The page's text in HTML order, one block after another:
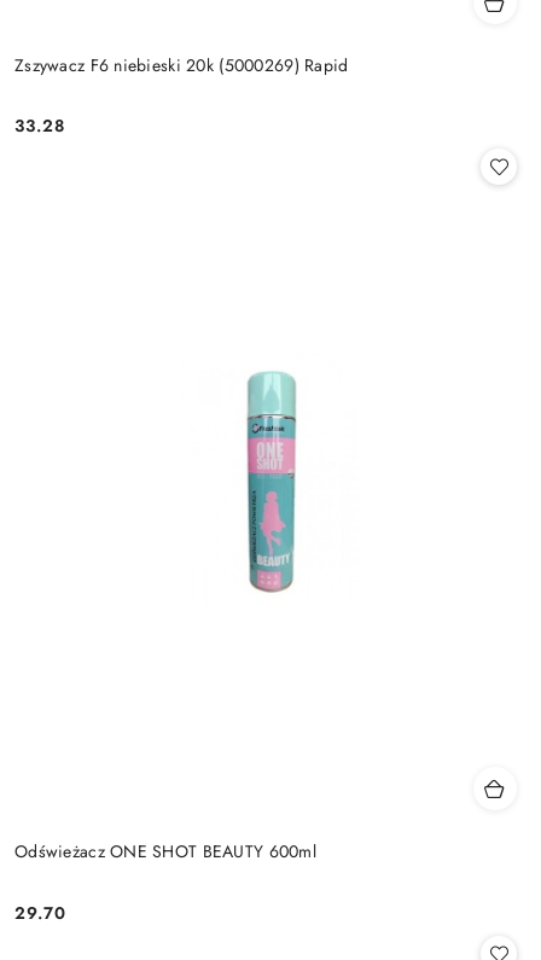
Zszywacz F6 niebieski 20k (5000269) Rapid
Cena:
33.28
Odświeżacz ONE SHOT BEAUTY 600ml
Cena:
29.70